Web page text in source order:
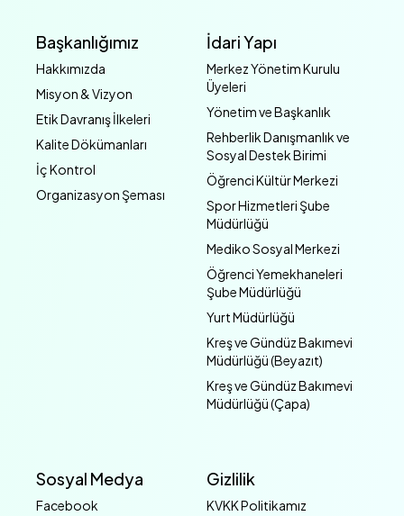
Başkanlığımız
Hakkımızda
Misyon & Vizyon
Etik Davranış İlkeleri
Kalite Dökümanları
İç Kontrol
Organizasyon Şeması
İdari Yapı
Merkez Yönetim Kurulu
Üyeleri
Yönetim ve Başkanlık
Rehberlik Danışmanlık ve
Sosyal Destek Birimi
Öğrenci Kültür Merkezi
Spor Hizmetleri Şube
Müdürlüğü
Mediko Sosyal Merkezi
Öğrenci Yemekhaneleri
Şube Müdürlüğü
Yurt Müdürlüğü
Kreş ve Gündüz Bakımevi
Müdürlüğü (Beyazıt)
Kreş ve Gündüz Bakımevi
Müdürlüğü (Çapa)
Sosyal Medya
Facebook
Gizlilik
KVKK Politikamız